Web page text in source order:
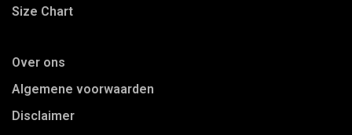
Size Chart
Over ons
Algemene voorwaarden
Disclaimer